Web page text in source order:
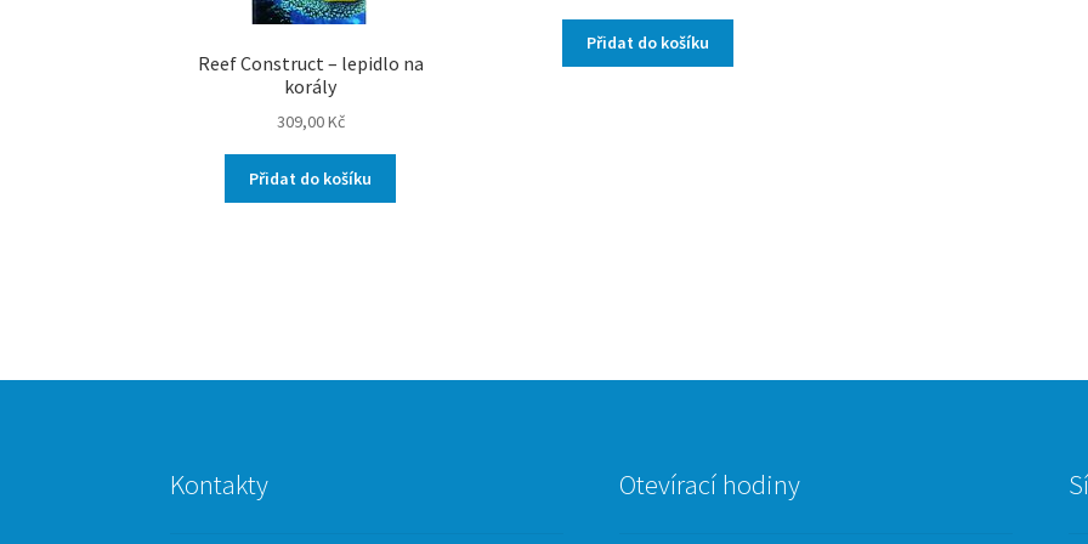
Reef Construct – lepidlo na
korály
309,00Kč
Přidat do košíku
Přidat do košíku
Kontakty Otevírací hodiny